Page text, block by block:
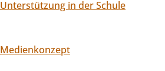
Unterstützung in der Schule
Medienkonzept